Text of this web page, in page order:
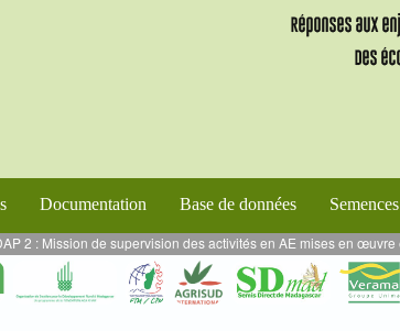
Documentation Base de données Semences
de supervision des activités en AE mises en œuvre en par